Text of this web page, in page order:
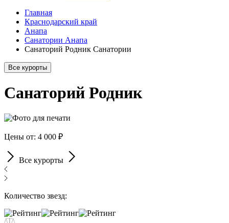
Главная
Краснодарский край
Анапа
Санатории Анапа
Санаторий Родник Санатории
Все курорты
Санаторий Родник
Цены от: 4 000 ₽
Все курорты
Количество звезд: